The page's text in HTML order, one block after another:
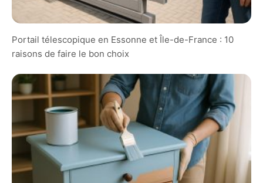
Portail télescopique en Essonne et Île-de-France : 10
raisons de faire le bon choix